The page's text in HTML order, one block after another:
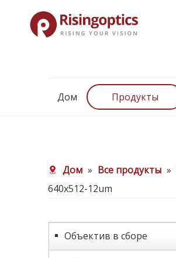
Дом Продукты
Дом » Все продукты »
640x512-12um
Объектив в сборе